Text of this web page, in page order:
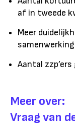
af in tweede
Meer
Aantal
Meer over:
Vraag van